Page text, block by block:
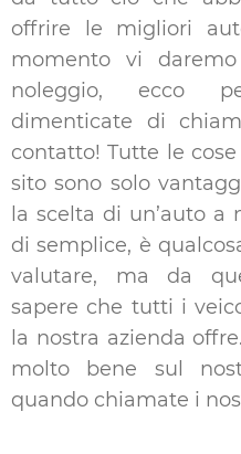
offrire le migliori
momento vi
noleggio, ecco
dimenticate di
contatto! Tutte le
sito sono solo
la scelta di un’auto a
di semplice, è
valutare, ma da
sapere che tutti i
la nostra azienda
molto bene sul
quando chiamate i